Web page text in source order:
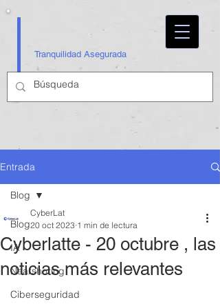
Tranquilidad Asegurada
Entrada
Blog
IA
Nearshoring
Ciberseguridad
Blog
Cyberlatte - 20 octubre , las
noticias más relevantes
CyberLat
20 oct 2023 1 min de lectura